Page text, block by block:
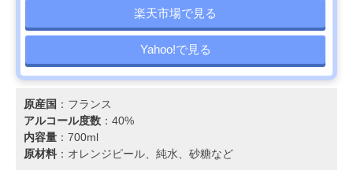
楽天市場で見る
Yahoo!で見る
原産国 ：フランス
アルコール度数 ：40%
内容量 ：700ml
原材料 ：オレンジピール、純水、砂糖など